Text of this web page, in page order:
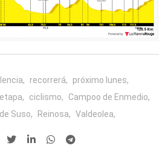
recorrerá,
próximo lunes,
etapa, ciclismo,
Campoo de Enmedio,
Suso,
Reinosa, Valdeolea,